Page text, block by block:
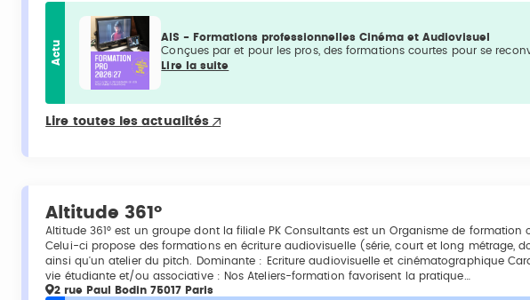
Actu
AIS - Formations professionnelles Cinéma et Audiovisuel
Conçues par et pour les pros, des formations courtes pour se
Lire la suite
Lire toutes les actualités
Altitude 361°
Altitude 361° est un groupe dont la filiale PK Consultants est un Organisme de formation
Celui-ci propose des formations en écriture audiovisuelle (série, court et long métrage,
ainsi qu'un atelier du pitch. Dominante : Ecriture audiovisuelle et cinématographique
vie étudiante et/ou associative : Nos Ateliers-formation favorisent la pratique…
2 rue Paul Bodin 75017 Paris